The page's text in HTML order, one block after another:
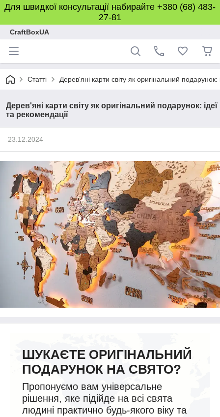
Для швидкої консультації набирайте +380 (68) 483-
27-81
CraftBoxUA
Статті Дерев'яні карти світу як оригінальний подарунок:
Дерев'яні карти світу як оригінальний подарунок: ідеї
та рекомендації
23.12.2024
ШУКАЄТЕ ОРИГІНАЛЬНИЙ
ПОДАРУНОК НА СВЯТО?
Пропонуємо вам універсальне
рішення, яке підійде на всі свята
людині практично будь-якого віку та